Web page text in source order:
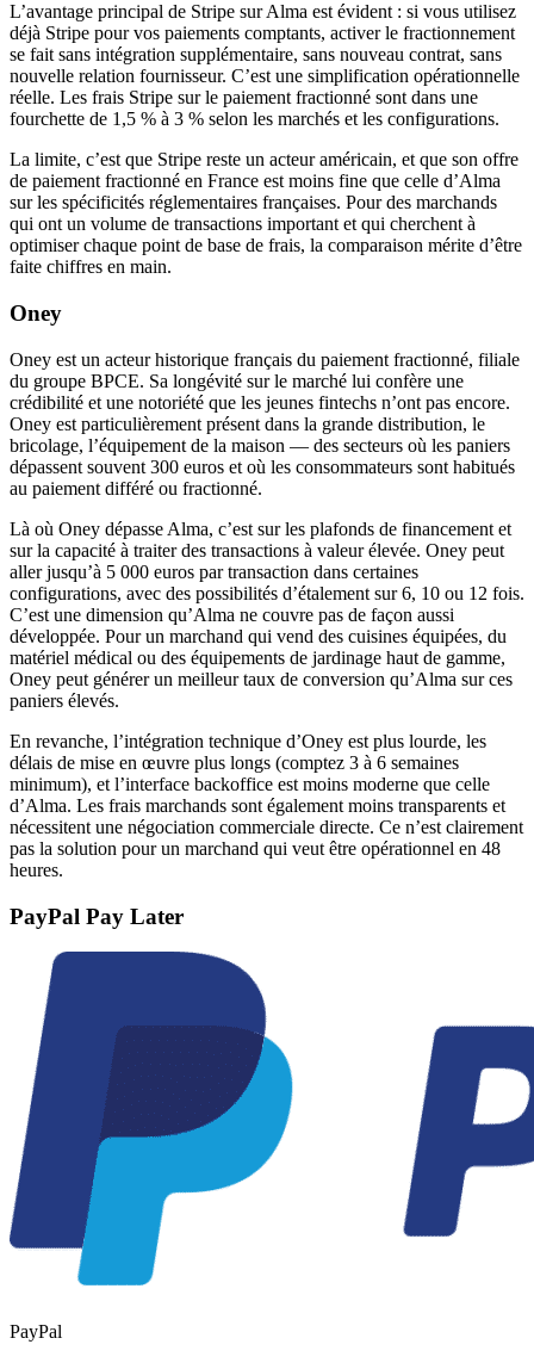
L’avantage principal de Stripe sur Alma est évident : si vous utilisez
déjà Stripe pour vos paiements comptants, activer le fractionnement
se fait sans intégration supplémentaire, sans nouveau contrat, sans
nouvelle relation fournisseur. C’est une simplification opérationnelle
réelle. Les frais Stripe sur le paiement fractionné sont dans une
fourchette de 1,5 % à 3 % selon les marchés et les configurations.
La limite, c’est que Stripe reste un acteur américain, et que son offre
de paiement fractionné en France est moins fine que celle d’Alma
sur les spécificités réglementaires françaises. Pour des marchands
qui ont un volume de transactions important et qui cherchent à
optimiser chaque point de base de frais, la comparaison mérite d’être
faite chiffres en main.
Oney
Oney est un acteur historique français du paiement fractionné, filiale
du groupe BPCE. Sa longévité sur le marché lui confère une
crédibilité et une notoriété que les jeunes fintechs n’ont pas encore.
Oney est particulièrement présent dans la grande distribution, le
bricolage, l’équipement de la maison — des secteurs où les paniers
dépassent souvent 300 euros et où les consommateurs sont habitués
au paiement différé ou fractionné.
Là où Oney dépasse Alma, c’est sur les plafonds de financement et
sur la capacité à traiter des transactions à valeur élevée. Oney peut
aller jusqu’à 5 000 euros par transaction dans certaines
configurations, avec des possibilités d’étalement sur 6, 10 ou 12 fois.
C’est une dimension qu’Alma ne couvre pas de façon aussi
développée. Pour un marchand qui vend des cuisines équipées, du
matériel médical ou des équipements de jardinage haut de gamme,
Oney peut générer un meilleur taux de conversion qu’Alma sur ces
paniers élevés.
En revanche, l’intégration technique d’Oney est plus lourde, les
délais de mise en œuvre plus longs (comptez 3 à 6 semaines
minimum), et l’interface backoffice est moins moderne que celle
d’Alma. Les frais marchands sont également moins transparents et
nécessitent une négociation commerciale directe. Ce n’est clairement
pas la solution pour un marchand qui veut être opérationnel en 48
heures.
PayPal Pay Later
PayPal